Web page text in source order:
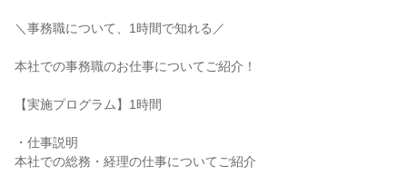
＼事務職について、1時間で知れる／
本社での事務職のお仕事についてご紹介！
【実施プログラム】1時間
・仕事説明
本社での総務・経理の仕事についてご紹介